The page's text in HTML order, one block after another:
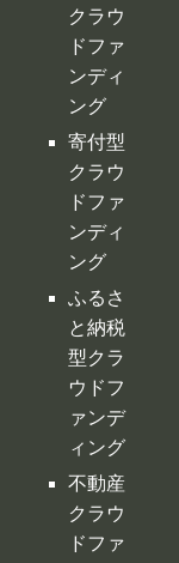
クラウ
ドファ
ンディ
ング
寄付型
クラウ
ドファ
ンディ
ング
ふるさ
と納税
型クラ
ウドフ
ァンデ
ィング
不動産
クラウ
ドファ